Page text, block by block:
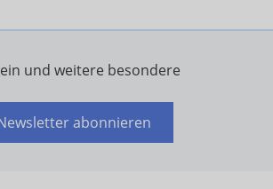
und weitere besondere
abonnieren